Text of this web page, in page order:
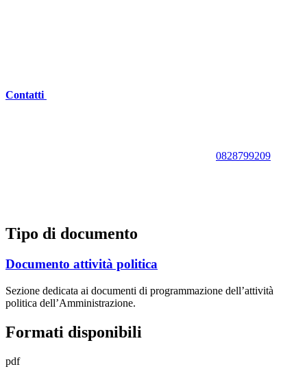
Contatti
0828799209
Tipo di documento
Documento attività politica
Sezione dedicata ai documenti di programmazione dell’attività
politica dell’Amministrazione.
Formati disponibili
pdf